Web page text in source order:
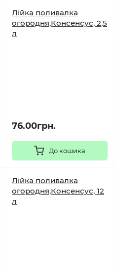
Лійка поливалка
огородня,Консенсус, 2,5
л
76.00грн.
До кошика
Лійка поливалка
огородня,Консенсус, 12
л